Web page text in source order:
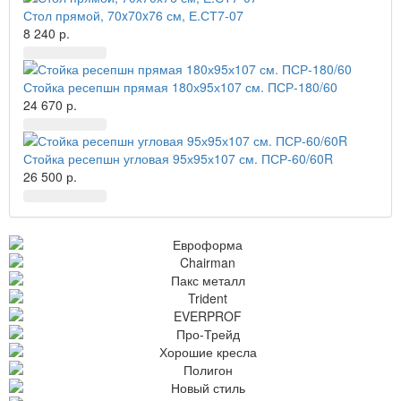
Стол прямой, 70x70x76 см, Е.СТ7-07
8 240 р.
Стойка ресепшн прямая 180х95х107 см. ПСР-180/60
24 670 р.
Стойка ресепшн угловая 95х95х107 см. ПСР-60/60R
26 500 р.